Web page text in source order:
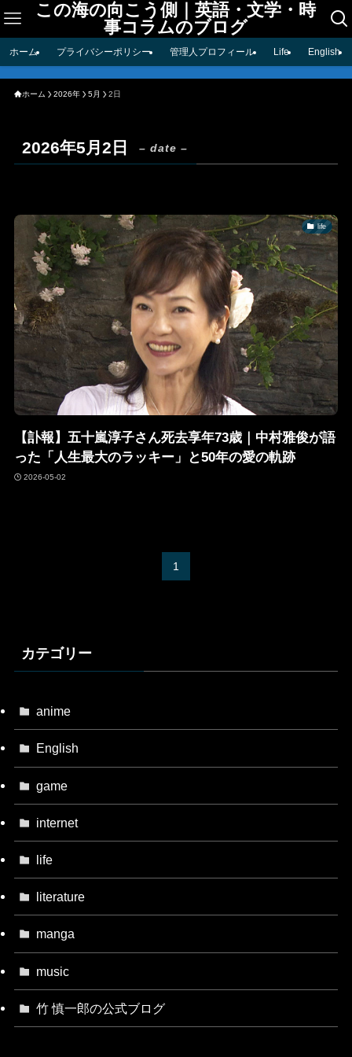
この海の向こう側｜英語・文学・時
事コラムのブログ
ホーム プライバシーポリシー 管理人プロフィール Life English
ホーム 2026年 5月 2日
2026年5月2日 – date –
life
【訃報】五十嵐淳子さん死去享年73歳｜中村雅俊が語
った「人生最大のラッキー」と50年の愛の軌跡
2026-05-02
1
カテゴリー
anime
English
game
internet
life
literature
manga
music
竹 慎一郎の公式ブログ